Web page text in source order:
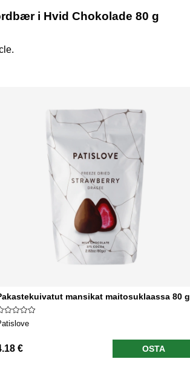
i Hvid Chokolade 80 g
mansikat maitosuklaassa 80 g
€ OSTA